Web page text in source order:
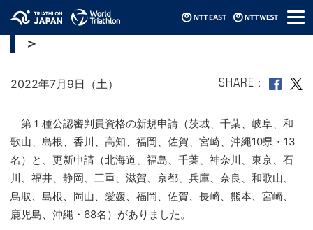
メ
ニ
2021年度第1種公認審判資格＜新規・更新
＞
2022年7月9日（土） SHARE
第１種公認審判員資格の新規申請（茨城、千葉、岐阜、和
歌山、島根、香川、高知、福岡、佐賀、宮崎、沖縄10県・13
名）と、更新申請（北海道、福島、千葉、神奈川、東京、石
川、福井、静岡、三重、滋賀、京都、兵庫、奈良、和歌山、
鳥取、島根、岡山、愛媛、福岡、佐賀、長崎、熊本、宮崎、
鹿児島、沖縄・68名）がありました。